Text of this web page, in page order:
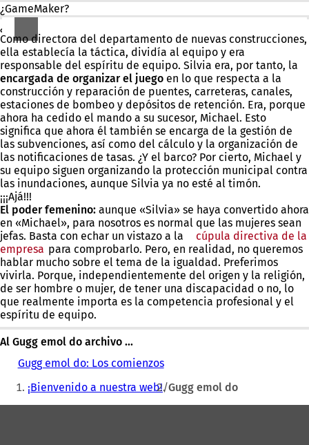
¿GameMaker?
¿Eh?
Como directora del departamento de nuevas construcciones,
ella establecía la táctica, dividía al equipo y era
responsable del espíritu de equipo. Silvia era, por tanto, la
encargada de organizar el juego en lo que respecta a la
construcción y reparación de puentes, carreteras, canales,
estaciones de bombeo y depósitos de retención. Era, porque
ahora ha cedido el mando a su sucesor, Michael. Esto
significa que ahora él también se encarga de la gestión de
las subvenciones, así como del cálculo y la organización de
las notificaciones de tasas. ¿Y el barco? Por cierto, Michael y
su equipo siguen organizando la protección municipal contra
las inundaciones, aunque Silvia ya no esté al timón.
¡¡¡Ajá!!!
El poder femenino: aunque «Silvia» se haya convertido ahora
en «Michael», para nosotros es normal que las mujeres sean
jefas. Basta con echar un vistazo a la
cúpula directiva de la
empresa (Se
abre
en
una
nueva
pestaña)
para comprobarlo. Pero, en realidad, no queremos
hablar mucho sobre el tema de la igualdad. Preferimos
vivirla. Porque, independientemente del origen y la religión,
de ser hombre o mujer, de tener una discapacidad o no, lo
que realmente importa es la competencia profesional y el
espíritu de equipo.
Al Gugg emol do archivo ...
Gugg emol do: Los comienzos
Estás
aquí:
¡Bienvenido a nuestra web! Gugg emol do